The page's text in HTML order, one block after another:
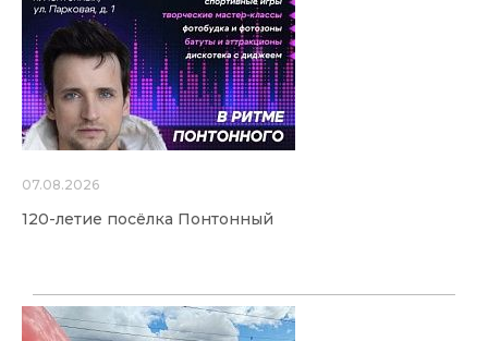
07.08.2026
120-летие посёлка Понтонный